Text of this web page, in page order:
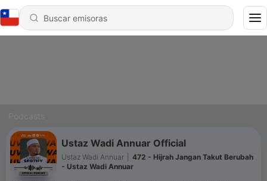
Ustaz Wadi Annuar Official
Ustaz Wadi Annuar
472 - Hijrah Jangan Takut Berubah
- Ustaz Wadi Annuar